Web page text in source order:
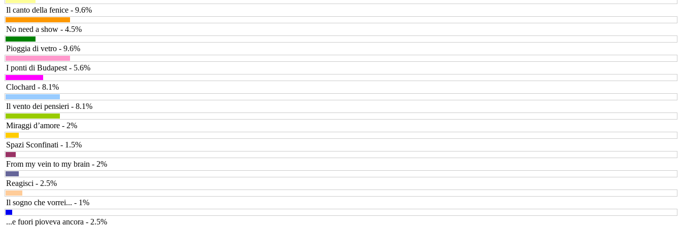
Il canto della fenice - 9.6%
No need a show - 4.5%
Pioggia di vetro - 9.6%
I ponti di Budapest - 5.6%
Clochard - 8.1%
Il vento dei pensieri - 8.1%
Miraggi d’amore - 2%
Spazi Sconfinati - 1.5%
From my vein to my brain - 2%
Reagisci - 2.5%
Il sogno che vorrei... - 1%
...e fuori pioveva ancora - 2.5%